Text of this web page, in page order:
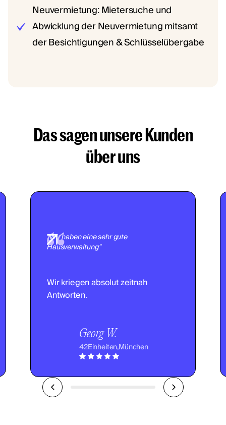
Neuvermietung: Mietersuche und
Abwicklung der Neuvermietung mitsamt
der Besichtigungen & Schlüsselübergabe
Das sagen unsere Kunden
über uns
"Wir haben eine sehr gute
Hausverwaltung"
Wir kriegen absolut zeitnah
Antworten.
Georg W.
42Einheiten,München